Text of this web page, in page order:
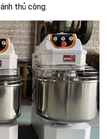
thủ công.